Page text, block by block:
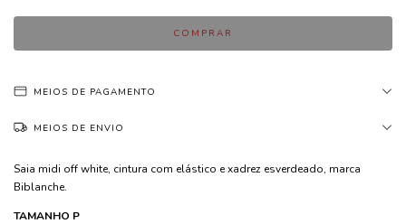
MEIOS DE PAGAMENTO
MEIOS DE ENVIO
Saia midi off white, cintura com elástico e xadrez esverdeado, marca
Biblanche.
TAMANHO P